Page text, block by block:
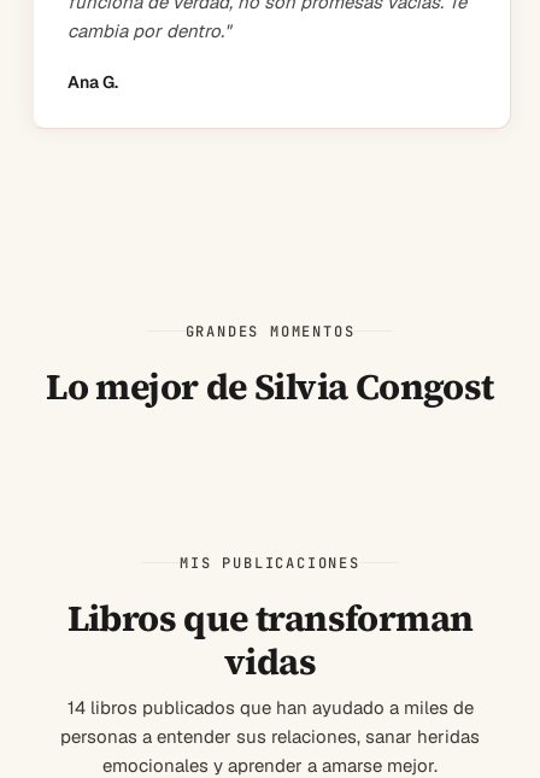
cambia por dentro."
Ana G.
GRANDES MOMENTOS
Lo mejor de Silvia Congost
MIS PUBLICACIONES
Libros que transforman
vidas
14 libros publicados que han ayudado a miles de
personas a entender sus relaciones, sanar heridas
emocionales y aprender a amarse mejor.